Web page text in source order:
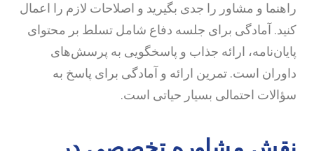
و مشاور را جدی بگیرید و اصلاحات لازم را اعمال
آمادگی برای جلسه دفاع شامل تسلط بر محتوای
ارائه جذاب و پاسخگویی به پرسش‌های
است. تمرین ارائه و آمادگی برای پاسخ به
احتمالی بسیار حیاتی است.